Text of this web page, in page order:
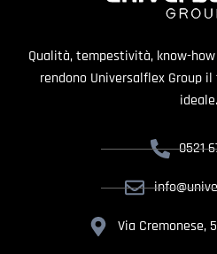
Qualità, tempestività, know-
rendono Universalflex Group
ideale.
0521
Via Cremonese,